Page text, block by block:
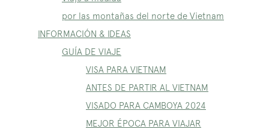
por las montañas del norte de Vietnam
INFORMACIÓN & IDEAS
GUÍA DE VIAJE
VISA PARA VIETNAM
ANTES DE PARTIR AL VIETNAM
VISADO PARA CAMBOYA 2024
MEJOR ÉPOCA PARA VIAJAR